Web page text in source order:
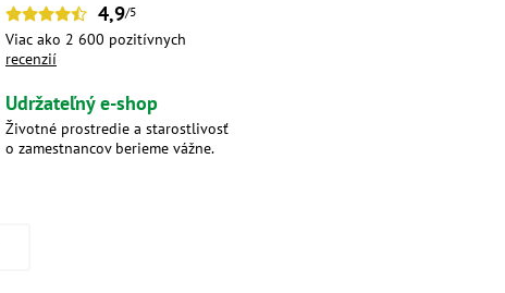
4,9/5
Viac ako 2 600 pozitívnych
recenzií
Udržateľný e-shop
Životné prostredie a starostlivosť
o zamestnancov berieme vážne.